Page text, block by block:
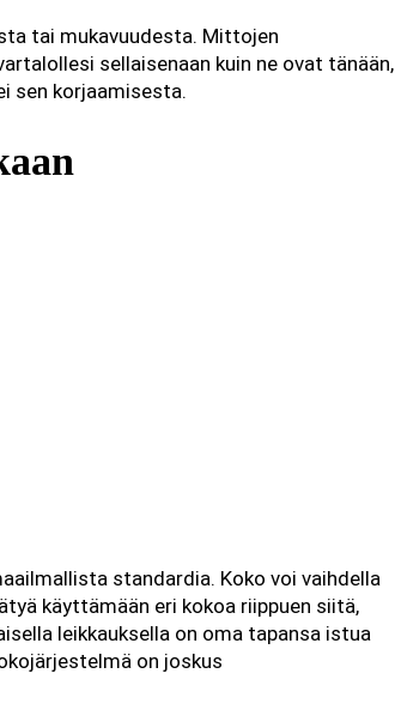
tai mukavuudesta. Mittojen
sellaisenaan kuin ne ovat tänään,
sen korjaamisesta.
standardia. Koko voi vaihdella
käyttämään eri kokoa riippuen siitä,
leikkauksella on oma tapansa istua
on joskus